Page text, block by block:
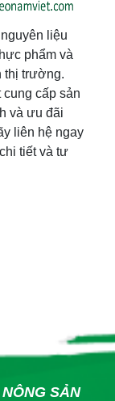
liệu
phẩm và
thị trường.
cấp sản
và ưu đãi
liên hệ ngay
tiết và tư
NÔNG SẢN